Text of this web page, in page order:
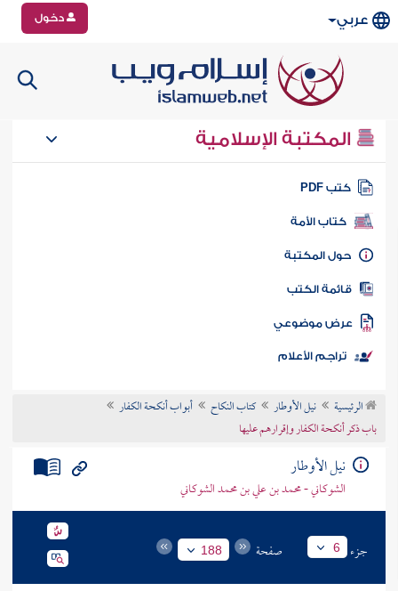
عربي دخول
المكتبة الإسلامية
كتب PDF
كتاب الأمة
المكتبة
الكتب
موضوعي
تراجم الأعلام
الرئيسية نيل الأوطار كتاب النكاح
أبواب أنكحة الكفار
باب ذكر أنكحة الكفار وإقرارهم عليها
نيل الأوطار
الشوكاني - محمد بن علي بن محمد الشوكاني
جزء 6 صفحة 188